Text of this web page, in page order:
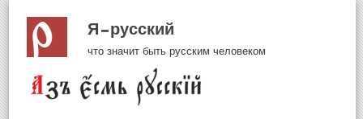
Я русский
что значит быть русским человеком